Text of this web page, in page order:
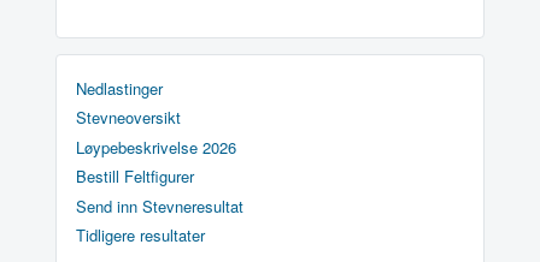
Nedlastinger
Stevneoversikt
Løypebeskrivelse 2026
Bestill Feltfigurer
Send inn Stevneresultat
Tidligere resultater